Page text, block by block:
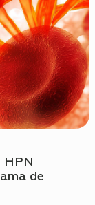
HPN
de